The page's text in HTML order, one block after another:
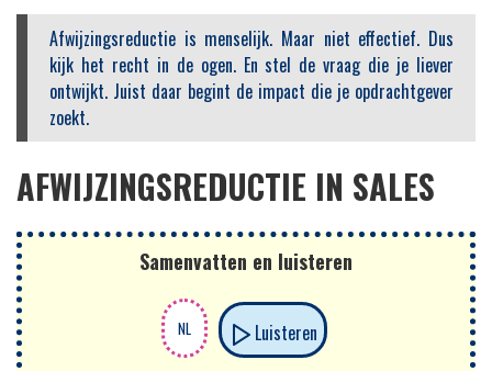
Afwijzingsreductie is menselijk. Maar niet effectief. Dus
kijk het recht in de ogen. En stel de vraag die je liever
ontwijkt. Juist daar begint de impact die je opdrachtgever
zoekt.
AFWIJZINGSREDUCTIE IN SALES
Samenvatten en luisteren
Luisteren